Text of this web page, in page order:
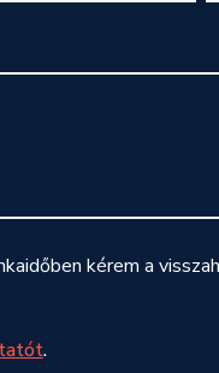
kérem a
.